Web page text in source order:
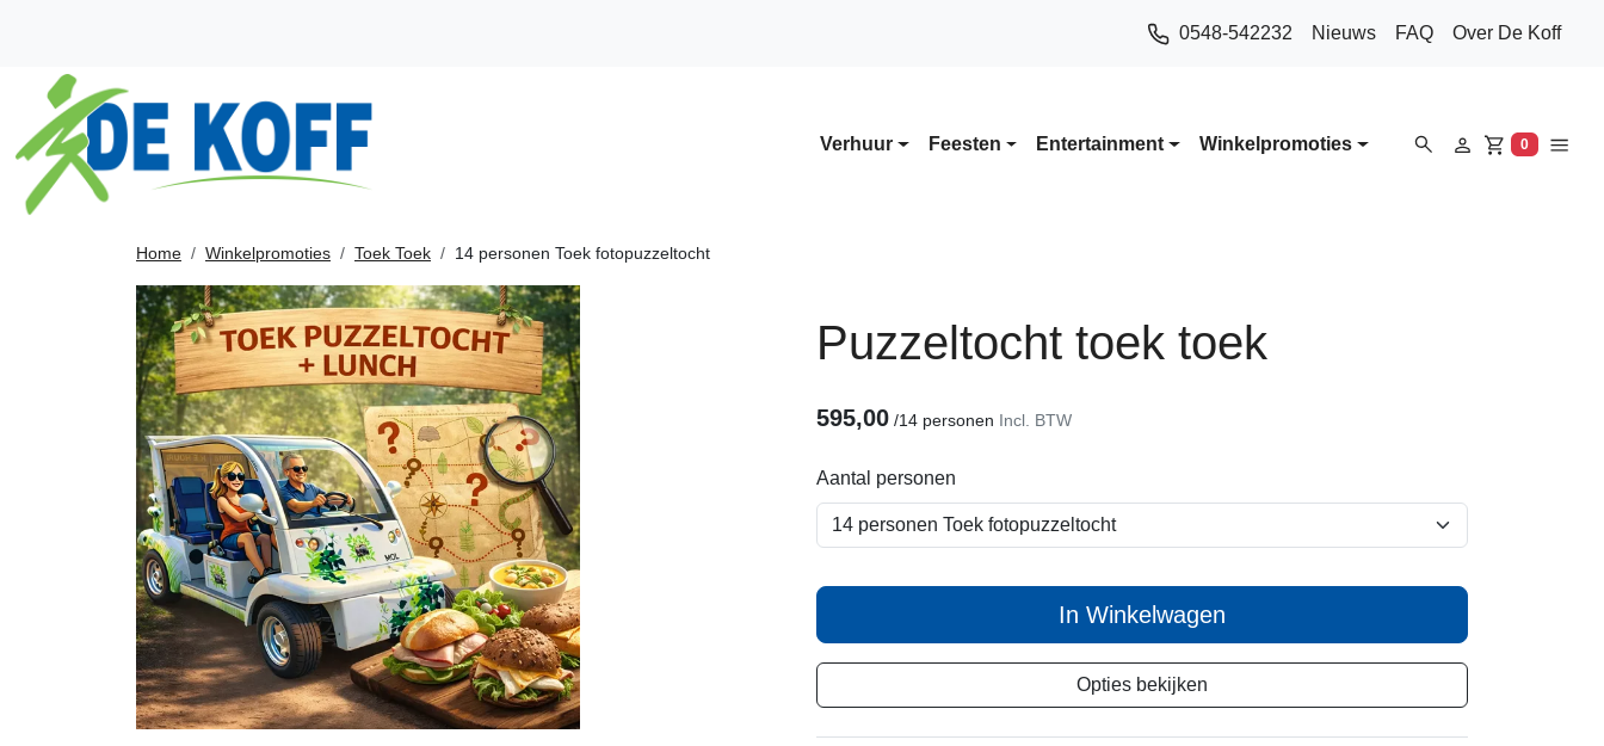
0548-542232 Nieuws FAQ Over De Koff
Verhuur Feesten Entertainment Winkelpromoties 0
Home Winkelpromoties Toek Toek 14 personen Toek fotopuzzeltocht
Puzzeltocht toek toek
595,00 /14 personen Incl. BTW
Aantal personen
In Winkelwagen
Opties bekijken